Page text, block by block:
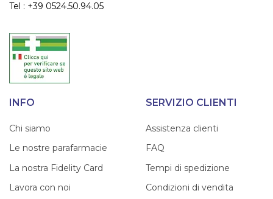
Tel : +39 0524.50.94.05
INFO
Chi siamo
Le nostre parafarmacie
La nostra Fidelity Card
Lavora con noi
SERVIZIO CLIENTI
Assistenza clienti
FAQ
Tempi di spedizione
Condizioni di vendita